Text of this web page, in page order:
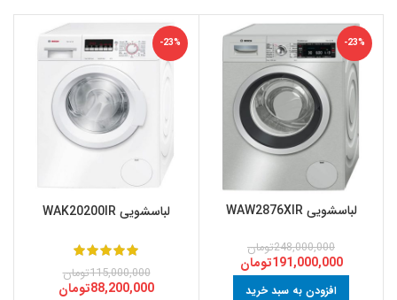
-23%
لباسشویی WAW2876XIR
248,000,000تومان
191,000,000تومان
افزودن به سبد خرید
-23%
لباسشویی WAK20200IR
115,000,000تومان
88,200,000تومان